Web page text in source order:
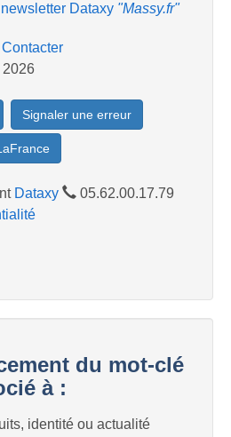
Dataxy "Massy.fr"
Contacter
2026
Signaler une erreur
Dataxy
05.62.00.17.79
du mot-clé
à :
identité ou actualité